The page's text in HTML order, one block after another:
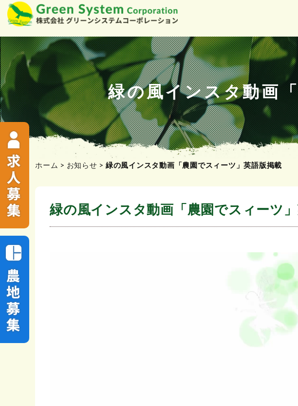
ン
テ
ン
ツ
へ
ス
キ
ッ
緑の風インスタ動画
ホーム > お知らせ > 緑の風インスタ動画「農園でスィーツ」英語版掲載
緑の風インスタ動画「農園でスィーツ